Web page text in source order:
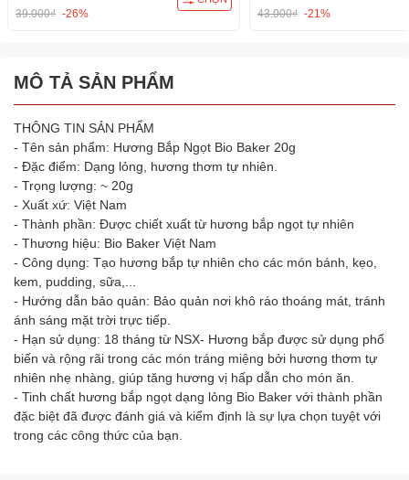
39.000₫ -26% 43.000₫ -21%
MÔ TẢ SẢN PHẨM
THÔNG TIN SẢN PHẨM
- Tên sản phẩm: Hương Bắp Ngọt Bio Baker 20g
- Đặc điểm: Dạng lỏng, hương thơm tự nhiên.
- Trọng lượng: ~ 20g
- Xuất xứ: Việt Nam
- Thành phần: Được chiết xuất từ hương bắp ngọt tự nhiên
- Thương hiệu: Bio Baker Việt Nam
- Công dụng: Tạo hương bắp tự nhiên cho các món bánh, kẹo,
kem, pudding, sữa,...
- Hướng dẫn bảo quản: Bảo quản nơi khô ráo thoáng mát, tránh
ánh sáng mặt trời trực tiếp.
- Hạn sử dụng: 18 tháng từ NSX- Hương bắp được sử dụng phổ
biến và rộng rãi trong các món tráng miệng bởi hương thơm tự
nhiên nhẹ nhàng, giúp tăng hương vị hấp dẫn cho món ăn.
- Tinh chất hương bắp ngọt dạng lỏng Bio Baker với thành phần
đặc biệt đã được đánh giá và kiểm định là sự lựa chọn tuyệt với
trong các công thức của bạn.